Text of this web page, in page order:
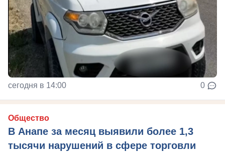
сегодня в 14:00 0
Общество
В Анапе за месяц выявили более 1,3
тысячи нарушений в сфере торговли